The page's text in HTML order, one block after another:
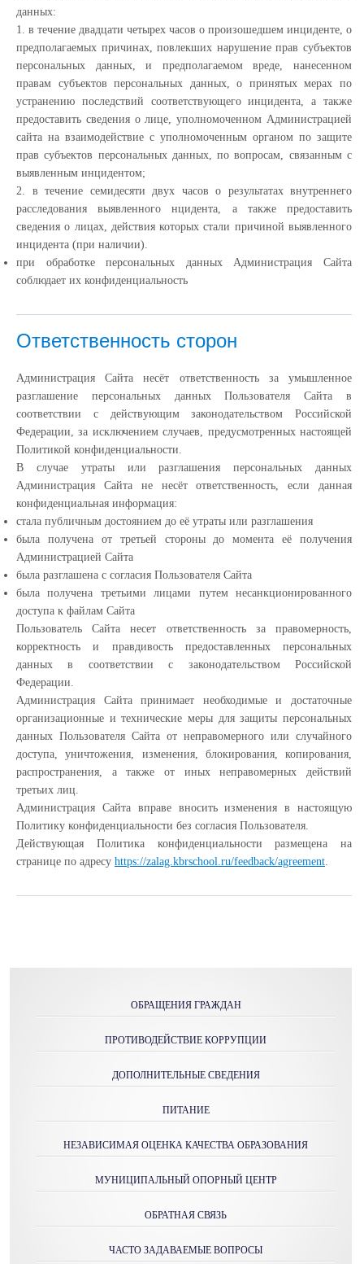
данных:
1. в течение двадцати четырех часов о произошедшем инциденте, о
предполагаемых причинах, повлекших нарушение прав субъектов
персональных данных, и предполагаемом вреде, нанесенном
правам субъектов персональных данных, о принятых мерах по
устранению последствий соответствующего инцидента, а также
предоставить сведения о лице, уполномоченном Администрацией
сайта на взаимодействие с уполномоченным органом по защите
прав субъектов персональных данных, по вопросам, связанным с
выявленным инцидентом;
2. в течение семидесяти двух часов о результатах внутреннего
расследования выявленного нцидента, а также предоставить
сведения о лицах, действия которых стали причиной выявленного
инцидента (при наличии).
при обработке персональных данных Администрация Сайта
соблюдает их конфиденциальность
Ответственность сторон
Администрация Сайта несёт ответственность за умышленное
разглашение персональных данных Пользователя Сайта в
соответствии с действующим законодательством Российской
Федерации, за исключением случаев, предусмотренных настоящей
Политикой конфиденциальности.
В случае утраты или разглашения персональных данных
Администрация Сайта не несёт ответственность, если данная
конфиденциальная информация:
cтала публичным достоянием до её утраты или разглашения
была получена от третьей стороны до момента её получения
Администрацией Сайта
была разглашена с согласия Пользователя Сайта
была получена третьими лицами путем несанкционированного
доступа к файлам Сайта
Пользователь Сайта несет ответственность за правомерность,
корректность и правдивость предоставленных персональных
данных в соответствии с законодательством Российской
Федерации.
Администрация Сайта принимает необходимые и достаточные
организационные и технические меры для защиты персональных
данных Пользователя Сайта от неправомерного или случайного
доступа, уничтожения, изменения, блокирования, копирования,
распространения, а также от иных неправомерных действий
третьих лиц.
Администрация Сайта вправе вносить изменения в настоящую
Политику конфиденциальности без согласия Пользователя.
Действующая Политика конфиденциальности размещена на
странице по адресу https://zalag.kbrschool.ru/feedback/agreement.
ОБРАЩЕНИЯ ГРАЖДАН
ПРОТИВОДЕЙСТВИЕ КОРРУПЦИИ
ДОПОЛНИТЕЛЬНЫЕ СВЕДЕНИЯ
ПИТАНИЕ
НЕЗАВИСИМАЯ ОЦЕНКА КАЧЕСТВА ОБРАЗОВАНИЯ
МУНИЦИПАЛЬНЫЙ ОПОРНЫЙ ЦЕНТР
ОБРАТНАЯ СВЯЗЬ
ЧАСТО ЗАДАВАЕМЫЕ ВОПРОСЫ